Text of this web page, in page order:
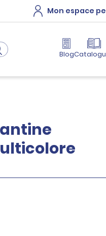
Mon espace
Blog